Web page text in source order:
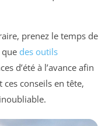
prenez le temps de
des outils
d’été à l’avance afin
ces conseils en tête,